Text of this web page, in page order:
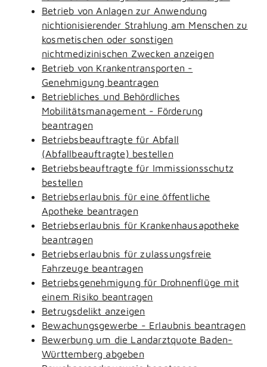
Betrieb von Anlagen zur Anwendung
nichtionisierender Strahlung am Menschen zu
kosmetischen oder sonstigen
nichtmedizinischen Zwecken anzeigen
Betrieb von Krankentransporten -
Genehmigung beantragen
Betriebliches und Behördliches
Mobilitätsmanagement - Förderung
beantragen
Betriebsbeauftragte für Abfall
(Abfallbeauftragte) bestellen
Betriebsbeauftragte für Immissionsschutz
bestellen
Betriebserlaubnis für eine öffentliche
Apotheke beantragen
Betriebserlaubnis für Krankenhausapotheke
beantragen
Betriebserlaubnis für zulassungsfreie
Fahrzeuge beantragen
Betriebsgenehmigung für Drohnenflüge mit
einem Risiko beantragen
Betrugsdelikt anzeigen
Bewachungsgewerbe - Erlaubnis beantragen
Bewerbung um die Landarztquote Baden-
Württemberg abgeben